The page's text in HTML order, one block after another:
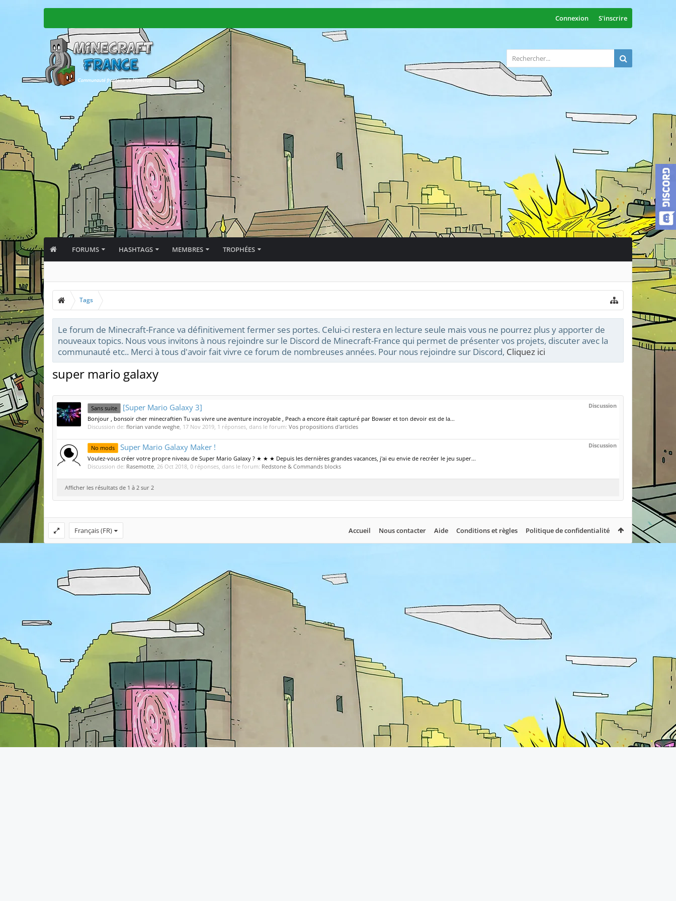
Connexion S'inscrire
FORUMS HASHTAGS MEMBRES TROPHÉES
Tags
Le forum de Minecraft-France va définitivement fermer ses portes. Celui-ci restera en lecture seule mais vous ne pourrez plus y apporter de
nouveaux topics. Nous vous invitons à nous rejoindre sur le Discord de Minecraft-France qui permet de présenter vos projets, discuter avec la
communauté etc.. Merci à tous d'avoir fait vivre ce forum de nombreuses années. Pour nous rejoindre sur Discord, Cliquez ici
super mario galaxy
Discussion
Sans suite [Super Mario Galaxy 3]
Bonjour , bonsoir cher minecraftien Tu vas vivre une aventure incroyable , Peach a encore était capturé par Bowser et ton devoir est de la...
Discussion de: florian vande weghe, 17 Nov 2019, 1 réponses, dans le forum: Vos propositions d'articles
Discussion
No mods Super Mario Galaxy Maker !
Voulez-vous créer votre propre niveau de Super Mario Galaxy ? ★ ★ ★ Depuis les dernières grandes vacances, j'ai eu envie de recréer le jeu super...
Discussion de: Rasemotte, 26 Oct 2018, 0 réponses, dans le forum: Redstone & Commands blocks
Afficher les résultats de 1 à 2 sur 2
Français (FR) Accueil Nous contacter Aide Conditions et règles Politique de confidentialité